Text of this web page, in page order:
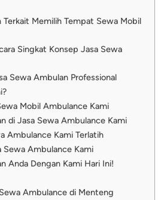
Terkait Memilih Tempat Sewa Mobil
Singkat Konsep Jasa Sewa
Sewa Ambulan Professional
Mobil Ambulance Kami
di Jasa Sewa Ambulance Kami
Ambulance Kami Terlatih
Sewa Ambulance Kami
Anda Dengan Kami Hari Ini!
Ambulance di Menteng